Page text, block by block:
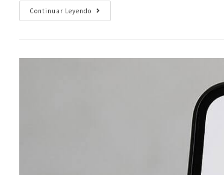
Continuar Leyendo